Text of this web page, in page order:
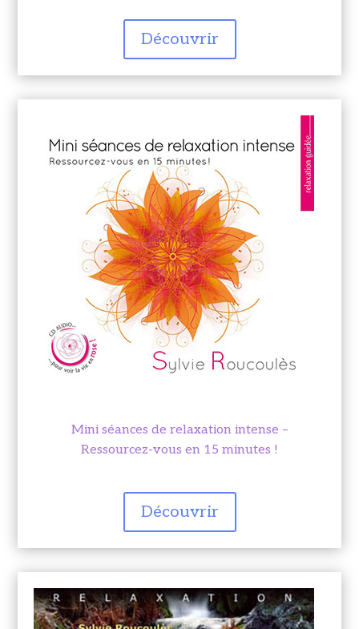
Découvrir
Mini séances de relaxation intense –
Ressourcez-vous en 15 minutes !
Découvrir